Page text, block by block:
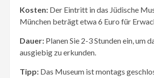
Kosten: Der Eintritt in das Jüdische
München beträgt etwa 6 Euro für
Dauer: Planen Sie 2-3 Stunden ein, um
ausgiebig zu erkunden.
Tipp: Das Museum ist montags